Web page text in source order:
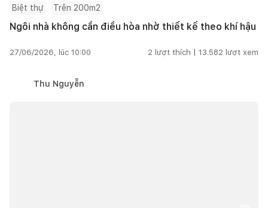
Biệt thự Trên 200m2
Ngôi nhà không cần điều hòa nhờ thiết kế theo khí hậu
27/06/2026, lúc 10:00 2 lượt thích | 13.582 lượt xem
Thu Nguyễn